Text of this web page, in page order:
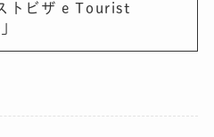
トビザ e Tourist